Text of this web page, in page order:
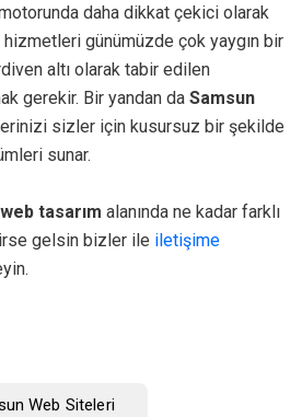
daha dikkat çekici olarak
hizmetleri günümüzde çok yaygın bir
altı olarak tabir edilen
gerekir. Bir yandan da Samsun
sizler için kusursuz bir şekilde
sunar.
tasarım alanında ne kadar farklı
gelsin bizler ile iletişime
Web Siteleri